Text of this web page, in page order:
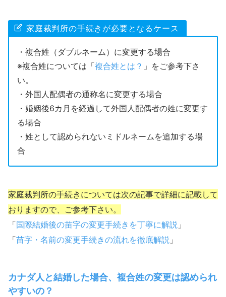
家庭裁判所の手続きが必要となるケース
・複合姓（ダブルネーム）に変更する場合
※複合姓については「複合姓とは？ 」をご参考下さ
い。
・外国人配偶者の通称名に変更する場合
・婚姻後6カ月を経過して外国人配偶者の姓に変更す
る場合
・姓として認められないミドルネームを追加する場
合
家庭裁判所の手続きについては次の記事で詳細に記載して
おりますので、ご参考下さい。
「国際結婚後の苗字の変更手続きを丁寧に解説 」
「苗字・名前の変更手続きの流れを徹底解説 」
カナダ人と結婚した場合、複合姓の変更は認められ
やすいの？